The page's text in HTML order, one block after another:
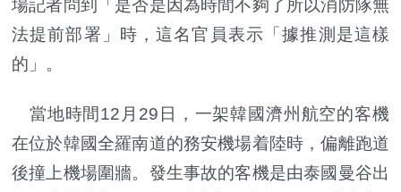
場記者問到「是否是因為時間不夠了所以消防隊無
法提前部署」時，這名官員表示「據推測是這樣
的」。
當地時間12月29日，一架韓國濟州航空的客機
在位於韓國全羅南道的務安機場着陸時，偏離跑道
後撞上機場圍牆。發生事故的客機是由泰國曼谷出